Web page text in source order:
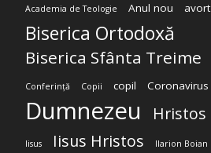
Academia de Teologie Anul nou avort
Biserica Ortodoxă
Biserica Sfânta Treime
Conferință Copii copil Coronavirus
Dumnezeu Hristos
Iisus Iisus Hristos Ilarion Boian